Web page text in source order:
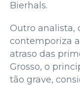
Bierhals.
Outro analista,
contemporiza
atraso das
Grosso, o
tão grave,